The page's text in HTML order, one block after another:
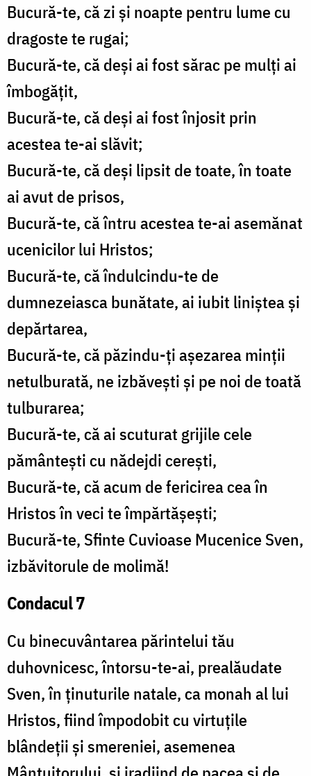
Bucură-te, că zi și noapte pentru lume cu
dragoste te rugai;
Bucură-te, că deși ai fost sărac pe mulți ai
îmbogățit,
Bucură-te, că deși ai fost înjosit prin
acestea te-ai slăvit;
Bucură-te, că deși lipsit de toate, în toate
ai avut de prisos,
Bucură-te, că întru acestea te-ai asemănat
ucenicilor lui Hristos;
Bucură-te, că îndulcindu-te de
dumnezeiasca bunătate, ai iubit liniștea și
depărtarea,
Bucură-te, că păzindu-ți așezarea minții
netulburată, ne izbăvești și pe noi de toată
tulburarea;
Bucură-te, că ai scuturat grijile cele
pământești cu nădejdi cerești,
Bucură-te, că acum de fericirea cea în
Hristos în veci te împărtășești;
Bucură-te, Sfinte Cuvioase Mucenice Sven,
izbăvitorule de molimă!
Condacul 7
Cu binecuvântarea părintelui tău
duhovnicesc, întorsu-te-ai, prealăudate
Sven, în ținuturile natale, ca monah al lui
Hristos, fiind împodobit cu virtuțile
blândeții și smereniei, asemenea